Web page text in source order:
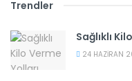
Trendler
Sağlıklı
24 HAZIRAN